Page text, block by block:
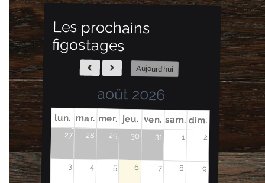
Les prochains
figostages
Aujourd'hui
août 2026
lun. mar. mer. jeu. ven. sam. dim.
27 28 29 30 31 1 2
3 4 5 6 7 8 9